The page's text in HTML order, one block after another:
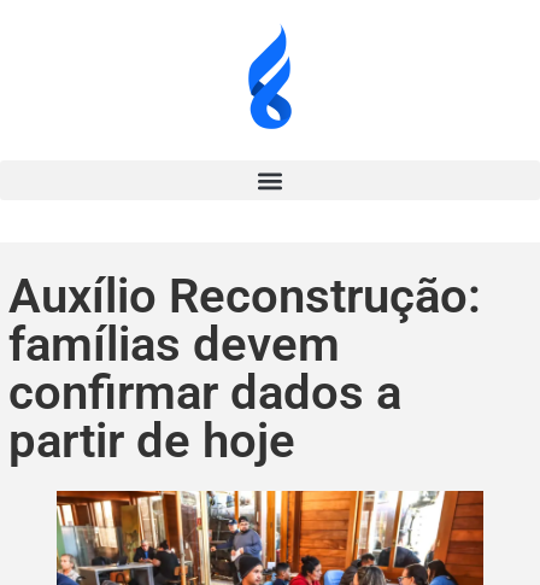
Auxílio Reconstrução:
famílias devem
confirmar dados a
partir de hoje